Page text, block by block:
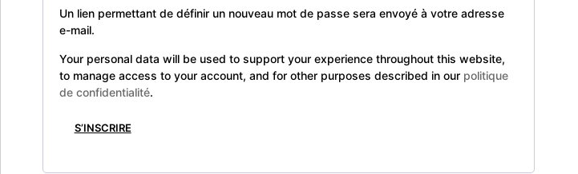
Un lien permettant de définir un nouveau mot de passe sera envoyé à votre adresse
e-mail.
Your personal data will be used to support your experience throughout this website,
to manage access to your account, and for other purposes described in our politique
de confidentialité.
S’INSCRIRE